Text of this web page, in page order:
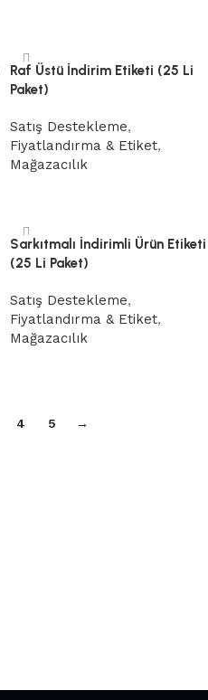
Raf Üstü İndirim Etiketi (25 Li
Paket)
Satış Destekleme,
Fiyatlandırma & Etiket,
Mağazacılık
Sarkıtmalı İndirimli Ürün Etiketi
(25 Li Paket)
Satış Destekleme,
Fiyatlandırma & Etiket,
Mağazacılık
4 5 →